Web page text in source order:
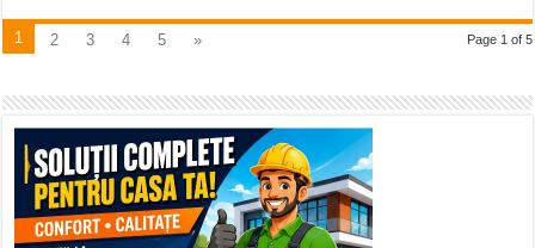
Page 1 of 5
1 2 3 4 5 »